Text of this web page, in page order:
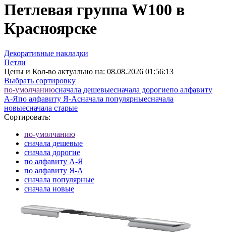
Петлевая группа W100 в
Красноярске
Декоративные накладки
Петли
Цены и Кол-во актуально на: 08.08.2026 01:56:13
Выбрать сортировку
по-умолчаниюcначала дешевыеcначала дорогиепо алфавиту
А-Япо алфавиту Я-Аcначала популярныеcначала
новыеcначала старые
Сортировать:
по-умолчанию
cначала дешевые
cначала дорогие
по алфавиту А-Я
по алфавиту Я-А
cначала популярные
cначала новые
Элементов на страницу